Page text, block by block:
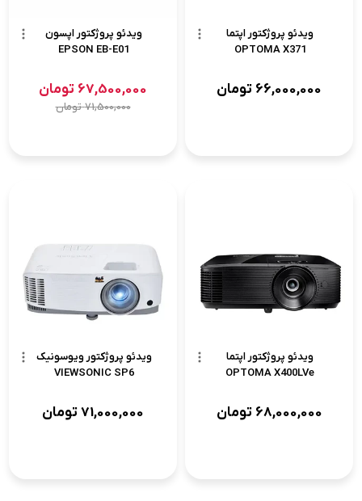
ویدئو پروژکتور اپتما
OPTOMA X371
66,000,000 تومان
ویدئو پروژکتور اپسون
EPSON EB-E01
67,500,000 تومان
71,500,000تومان
ویدئو پروژکتور اپتما
OPTOMA X400LVe
68,000,000 تومان
ویدئو پروژکتور ویوسونیک
VIEWSONIC SP6
71,000,000تومان